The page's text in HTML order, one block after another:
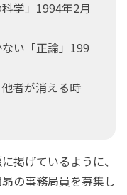
学」1994年2月
い「正論」199
者が消える時
掲げているように、
の事務局員を募集し